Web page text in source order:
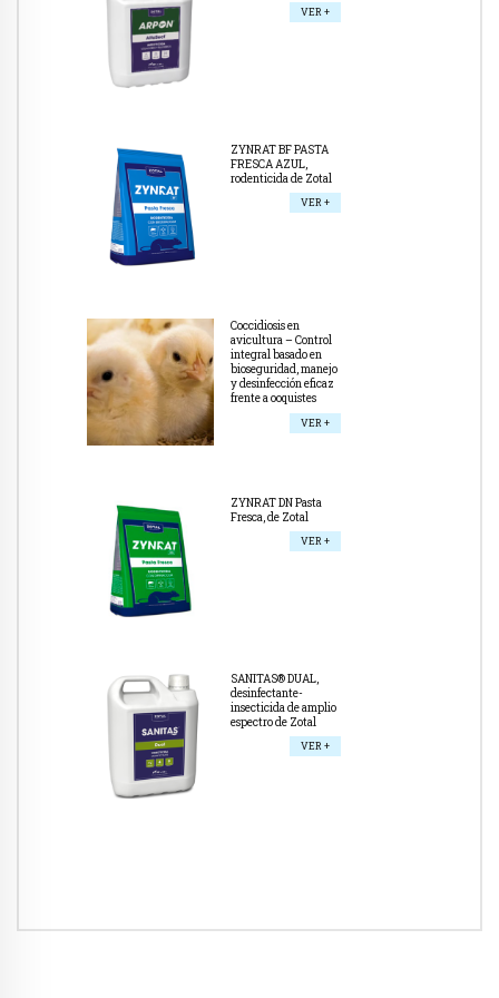
VER +
ZYNRAT BF PASTA
FRESCA AZUL,
rodenticida de Zotal
VER +
Coccidiosis en
avicultura – Control
integral basado en
bioseguridad, manejo
y desinfección eficaz
frente a ooquistes
VER +
ZYNRAT DN Pasta
Fresca, de Zotal
VER +
SANITAS® DUAL,
desinfectante-
insecticida de amplio
espectro de Zotal
VER +